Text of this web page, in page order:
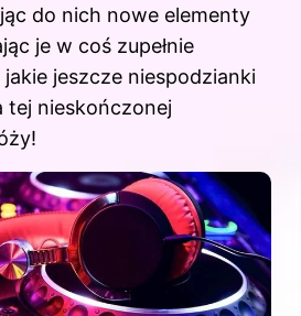
do nich nowe elementy
je w coś zupełnie
jeszcze niespodzianki
tej nieskończonej